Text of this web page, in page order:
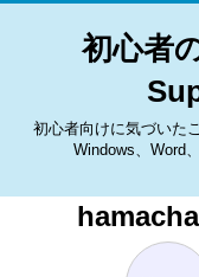
初心者
初心者向けに気づいた
Windows、Word